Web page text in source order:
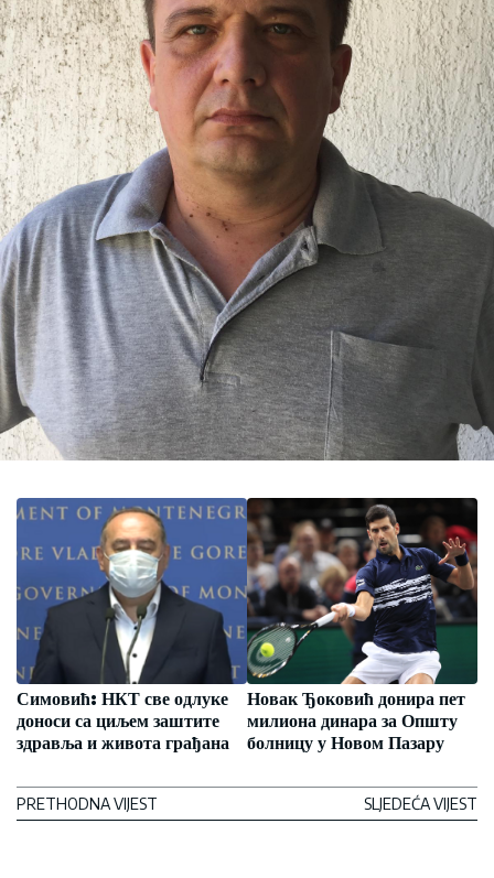
Симовић: НКТ све одлуке
доноси са циљем заштите
здравља и живота грађана
PRETHODNA VIJEST
Новак Ђоковић донира пет
милиона динара за Општу
болницу у Новом Пазару
SLJEDEĆA VIJEST